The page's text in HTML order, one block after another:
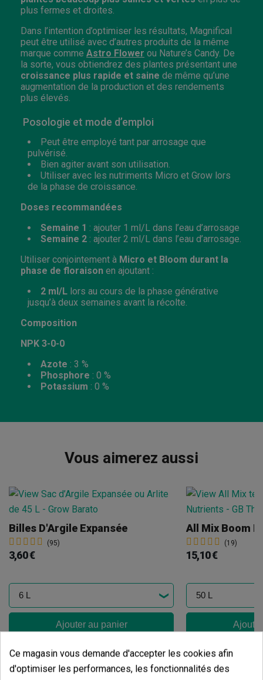
plus fermes et droites.
Dans l’intention d’optimiser les résultats, Magnifical
peut être utilisé avec d’autres produits de la même
marque comme Astro Flower ou Nature’s Candy. De
la sorte, vous obtiendrez des plantes présentant une
croissance plus rapide et saine de même qu’une
augmentation de la production et des rendements
plus élevés.
Posologie et mode d’emploi
Peut être employé tant par arrosage que
pulvérisé.
Bien agiter avant son utilisation.
Utiliser avec les nutriments Micro et Grow lors
de la phase de croissance.
Doses recommandées
Semaine 1 : ajouter 1 ml/L dans l’eau d’arrosage
Semaine 2 : ajouter 2 ml/L dans l’eau d’arrosage.
Utiliser conjointement à Micro et Bloom durant la
phase de floraison en ajoutant :
2 ml/L lors au cours de la phase générative
jusqu’à deux semaines avant la récolte.
Composition
NPK 3-0-0
Azote : 3 %
Phosphore : 0 %
Potassium : 0 %
Vous aimerez aussi
Billes D'Argile Expansée
(95)
3,60 €
Ajouter au panier
All Mix Boom
(19)
15,10 €
Avis des clients
Ce magasin vous demande d'accepter les cookies afin
d'optimiser les performances, les fonctionnalités des